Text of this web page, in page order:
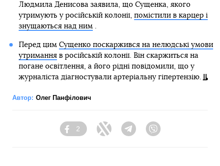
Людмила Денисова заявила, що Сущенка, якого
утримують у російській колонії, помістили в карцер і
знущаються над ним.
Перед цим Сущенко поскаржився на нелюдські умови
утриманняв російській колонії. Він скаржиться на
погане освітлення, а його рідні повідомили, що у
журналіста діагностували артеріальну гіпертензію.
Автор: Олег Панфілович
Facebook
2
Twitter Telegram